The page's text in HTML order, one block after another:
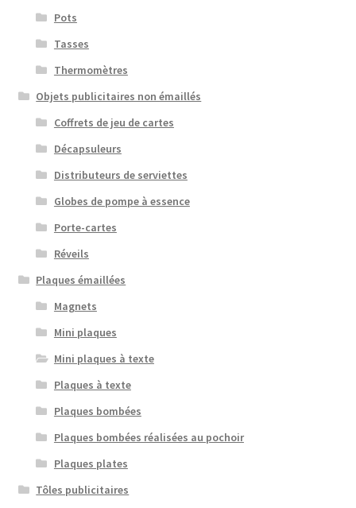
Pots
Tasses
Thermomètres
Objets publicitaires non émaillés
Coffrets de jeu de cartes
Décapsuleurs
Distributeurs de serviettes
Globes de pompe à essence
Porte-cartes
Réveils
Plaques émaillées
Magnets
Mini plaques
Mini plaques à texte
Plaques à texte
Plaques bombées
Plaques bombées réalisées au pochoir
Plaques plates
Tôles publicitaires